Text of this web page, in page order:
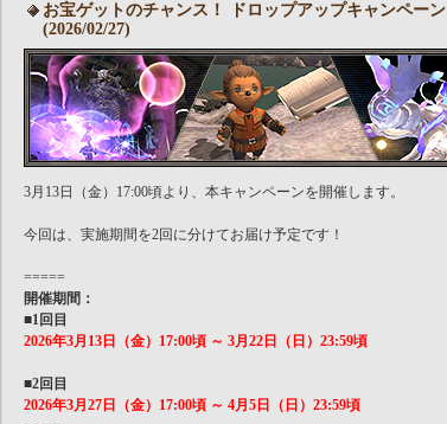
お宝ゲットのチャンス！ ドロップアップキャンペーン
(2026/02/27)
3月13日（金）17:00頃より、本キャンペーンを開催します。
今回は、実施期間を2回に分けてお届け予定です！
=====
開催期間：
■1回目
2026年3月13日（金）17:00頃 ～ 3月22日（日）23:59頃
■2回目
2026年3月27日（金）17:00頃 ～ 4月5日（日）23:59頃